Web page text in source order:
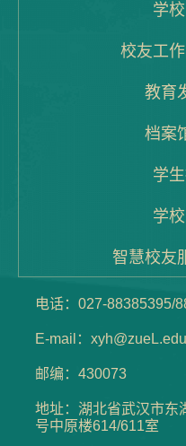
学
校友工
教育
档案
学
学
智慧校友
电话：027-88385395/
E-mail：
邮编：430073
地址：湖北省武汉市东
号中原楼614/611室